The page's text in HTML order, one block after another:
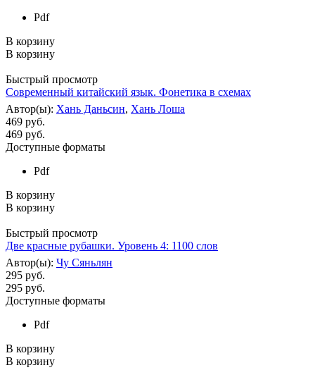
Pdf
В корзину
В корзину
Быстрый просмотр
Современный китайский язык. Фонетика в схемах
Автор(ы): Хань Даньсин, Хань Лоша
469 руб.
469 руб.
Доступные форматы
Pdf
В корзину
В корзину
Быстрый просмотр
Две красные рубашки. Уровень 4: 1100 слов
Автор(ы): Чу Сяньлян
295 руб.
295 руб.
Доступные форматы
Pdf
В корзину
В корзину